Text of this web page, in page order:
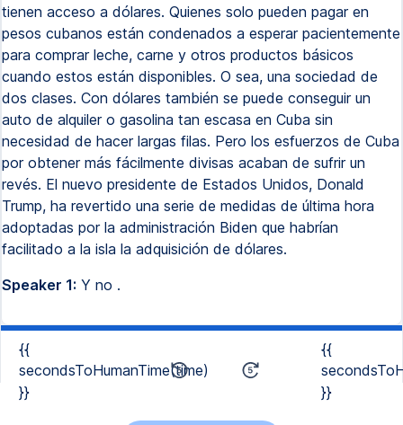
tienen acceso a dólares. Quienes solo pueden pagar en
pesos cubanos están condenados a esperar pacientemente
para comprar leche, carne y otros productos básicos
cuando estos están disponibles. O sea, una sociedad de
dos clases. Con dólares también se puede conseguir un
auto de alquiler o gasolina tan escasa en Cuba sin
necesidad de hacer largas filas. Pero los esfuerzos de Cuba
por obtener más fácilmente divisas acaban de sufrir un
revés. El nuevo presidente de Estados Unidos, Donald
Trump, ha revertido una serie de medidas de última hora
adoptadas por la administración Biden que habrían
facilitado a la isla la adquisición de dólares.
Speaker 1: Y no .
{{
secondsToHumanTime(time)
}}
{{
}}